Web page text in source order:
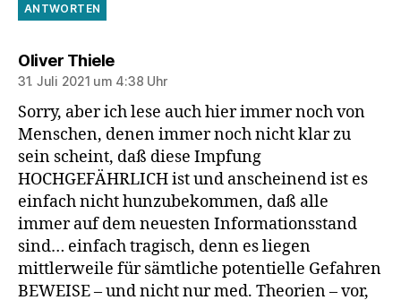
ANTWORTEN
Oliver Thielesagt:
31. Juli 2021 um 4:38 Uhr
Sorry, aber ich lese auch hier immer noch von
Menschen, denen immer noch nicht klar zu
sein scheint, daß diese Impfung
HOCHGEFÄHRLICH ist und anscheinend ist es
einfach nicht hunzubekommen, daß alle
immer auf dem neuesten Informationsstand
sind… einfach tragisch, denn es liegen
mittlerweile für sämtliche potentielle Gefahren
BEWEISE – und nicht nur med. Theorien – vor,